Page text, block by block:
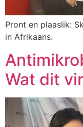
Pront en plaaslik:
in Afrikaans.
Wat dit